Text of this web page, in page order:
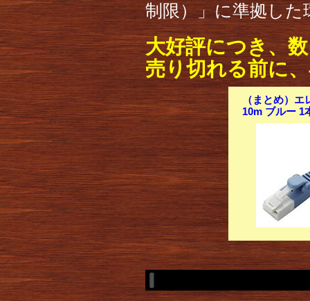
制限）」に準拠し
大好評につき、
売り切れる前に
（まとめ）
10m ブルー 1